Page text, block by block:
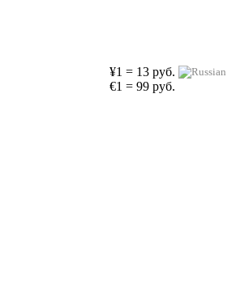
¥1 = 13 руб.
€1 = 99 руб.